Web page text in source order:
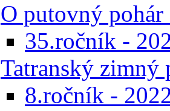
O putovný
35.ročník -
Tatranský zimný
8.ročník -